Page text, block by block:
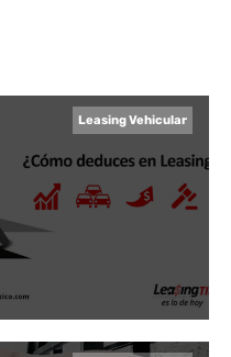
Leasing Vehicular